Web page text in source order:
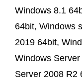
Windows 8.1
64bit, Windows
2019 64bit,
Windows
Server 2008 R2